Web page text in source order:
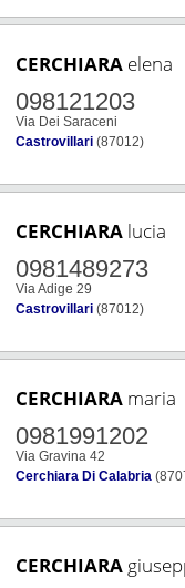
CERCHIARA elena
098121203
Via Dei Saraceni
Castrovillari (87012)
CERCHIARA lucia
0981489273
Via Adige 29
Castrovillari (87012)
CERCHIARA maria
0981991202
Via Gravina 42
Cerchiara Di Calabria
CERCHIARA